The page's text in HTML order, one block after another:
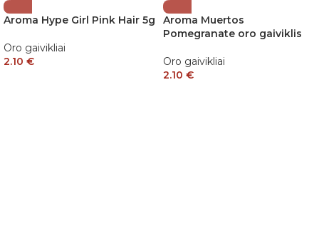
Aroma Hype Girl Pink Hair 5g
Oro gaivikliai
2.10 €
Aroma Muertos
Pomegranate oro gaiviklis
Oro gaivikliai
2.10 €